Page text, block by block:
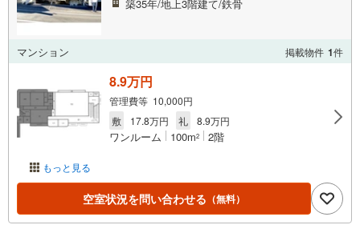
築35年/地上3階建て/鉄骨
マンション 掲載物件 1件
もっと見る
8.9万円
管理費等 10,000円
敷
17.8万円 礼 8.9万円
ワンルーム 100m2 2階
空室状況を問い合わせる （無料）